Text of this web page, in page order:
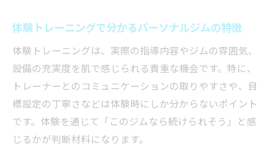
パーソナルジム入会後に後悔しない工夫
パーソナルジム選びで失敗を防ぐ思考法
途中でやめたくならないパーソナルジム活
用術
目標達成を支えるパーソナルジム活用のコ
ツ
体験トレーニングで分かるパーソナルジムの特徴
体験トレーニングは、実際の指導内容やジムの雰囲気、
設備の充実度を肌で感じられる貴重な機会です。特に、
トレーナーとのコミュニケーションの取りやすさや、目
標設定の丁寧さなどは体験時にしか分からないポイント
です。体験を通じて「このジムなら続けられそう」と感
じるかが判断材料になります。